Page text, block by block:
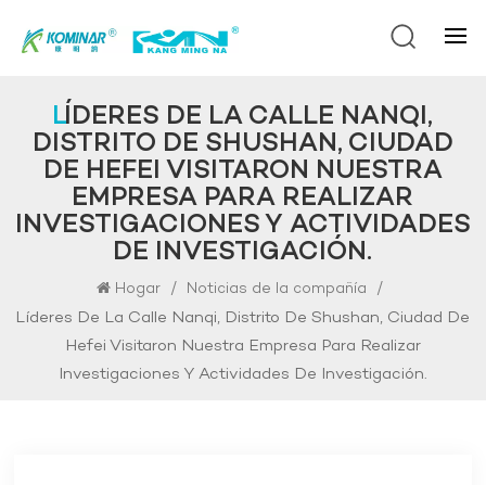
LÍDERES DE LA CALLE NANQI,
DISTRITO DE SHUSHAN, CIUDAD
DE HEFEI VISITARON NUESTRA
EMPRESA PARA REALIZAR
INVESTIGACIONES Y ACTIVIDADES
DE INVESTIGACIÓN.
Hogar / Noticias de la compañía /
Líderes De La Calle Nanqi, Distrito De Shushan, Ciudad De
Hefei Visitaron Nuestra Empresa Para Realizar
Investigaciones Y Actividades De Investigación.